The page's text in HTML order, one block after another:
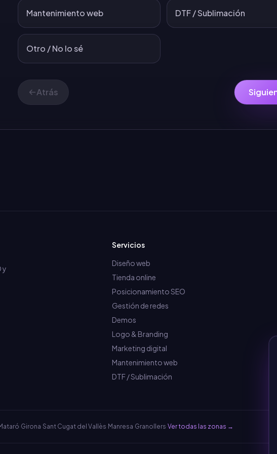
Mantenimiento web DTF / Sublimación
Otro / No lo sé
Atrás
y
Servicios
Diseño web
Tienda online
Posicionamiento SEO
Gestión de redes
Demos
Logo & Branding
Marketing digital
Mantenimiento web
DTF / Sublimación
·Girona·Sant Cugat del Vallès· Manresa·Granollers·Ver todas las zonas →